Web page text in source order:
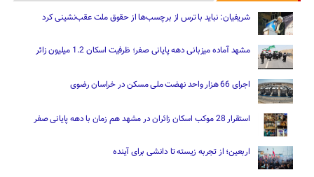
شریفیان: نباید با ترس از برچسب‌ها از حقوق ملت عقب‌نشینی کرد
مشهد آماده میزبانی دهه پایانی صفر؛ ظرفیت اسکان 1.2 میلیون زائر
اجرای 66 هزار واحد نهضت ملی مسکن در خراسان رضوی
استقرار 28 موکب اسکان زائران در مشهد هم زمان با دهه پایانی صفر
اربعین؛ از تجربه زیسته تا دانشی برای آینده